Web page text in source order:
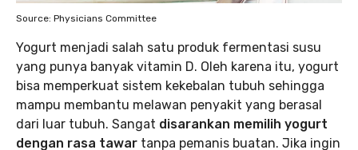
Source: Physicians Committee
Yogurt menjadi salah satu produk fermentasi susu
yang punya banyak vitamin D. Oleh karena itu, yogurt
bisa memperkuat sistem kekebalan tubuh sehingga
mampu membantu melawan penyakit yang berasal
dari luar tubuh. Sangat disarankan memilih yogurt
dengan rasa tawar tanpa pemanis buatan. Jika ingin